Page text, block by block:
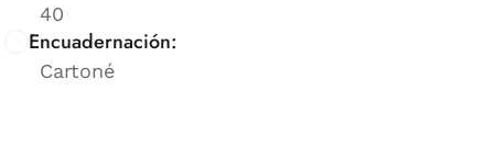
40
Encuadernación:
Cartoné